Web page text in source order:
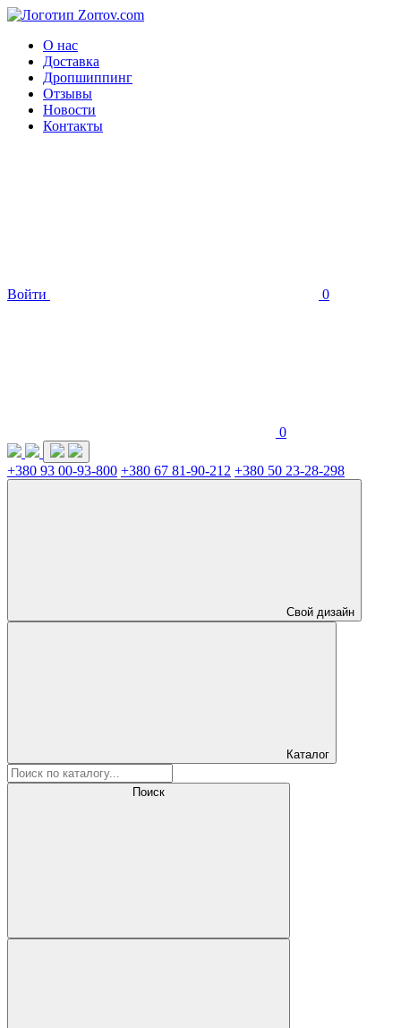
О нас
Доставка
Дропшиппинг
Отзывы
Новости
Контакты
Войти 0
0
+380 93 00-93-800 +380 67 81-90-212 +380 50 23-28-298
Свой дизайн
Каталог
Поиск